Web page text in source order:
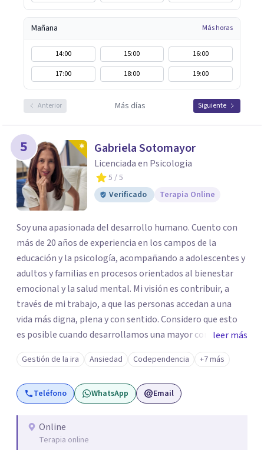
Mañana Más horas
14:00 15:00
16:00
17:00
18:00 19:00
Anterior Más días Siguiente
5 Gabriela Sotomayor
Licenciada en Psicologia
5 / 5
Verificado
Terapia Online
Soy una apasionada del desarrollo humano. Cuento con
más de 20 años de experiencia en los campos de la
educación y la psicología, acompañando a adolescentes y
adultos y familias en procesos orientados al bienestar
emocional y la salud mental. Mi visión es contribuir, a
través de mi trabajo, a que las personas accedan a una
vida más digna, plena y con sentido. Considero que esto
es posible cuando desarrollamos una mayor conciencia
de nuestro mundo interior y de la manera en que nuestras
experiencias influyen en nuestra forma de sentir, pensar y
relacionarnos. Mi misión es ofrecer un espacio de
acompañamiento en salud mental basado en la
cada persona. Integro conocimientos y herramientas de
la psicología con un enfoque informado en trauma para
leer más
Gestión de la ira Ansiedad Codependencia +7 más
Teléfono WhatsApp Email
Online
Terapia online